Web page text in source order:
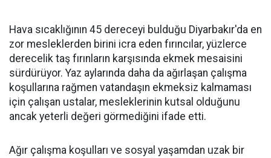
Hava sıcaklığının 45 dereceyi bulduğu Diyarbakır'da en
zor mesleklerden birini icra eden fırıncılar, yüzlerce
derecelik taş fırınların karşısında ekmek mesaisini
sürdürüyor. Yaz aylarında daha da ağırlaşan çalışma
koşullarına rağmen vatandaşın ekmeksiz kalmaması
için çalışan ustalar, mesleklerinin kutsal olduğunu
ancak yeterli değeri görmediğini ifade etti.
Ağır çalışma koşulları ve sosyal yaşamdan uzak bir